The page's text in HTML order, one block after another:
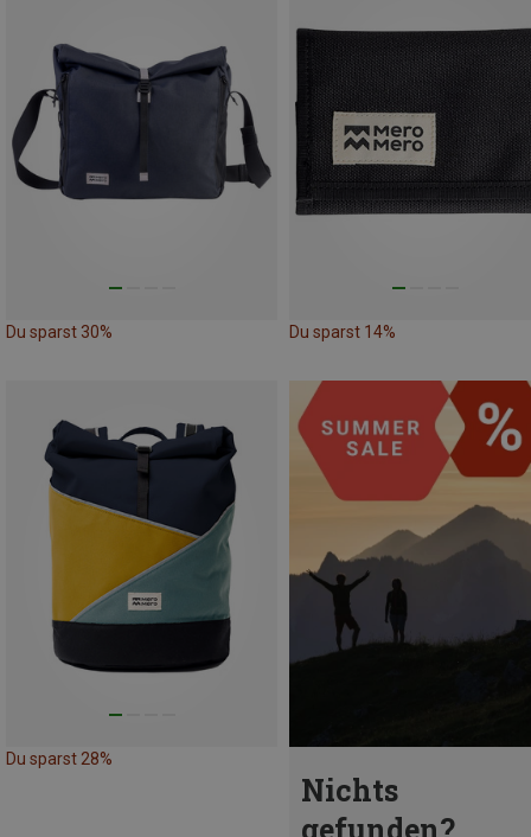
Du sparst 30% Du sparst 14%
Du sparst 28%
Nichts